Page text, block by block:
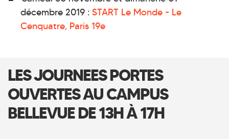
décembre 2019 : START Le Monde - Le
Cenquatre, Paris 19e
LES JOURNEES PORTES
OUVERTES AU CAMPUS
BELLEVUE DE 13H À 17H